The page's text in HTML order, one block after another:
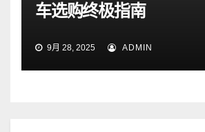
车选购终极指南
9月 28, 2025 ADMIN